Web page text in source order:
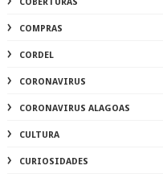
COBERTURAS
COMPRAS
CORDEL
CORONAVIRUS
CORONAVIRUS ALAGOAS
CULTURA
CURIOSIDADES